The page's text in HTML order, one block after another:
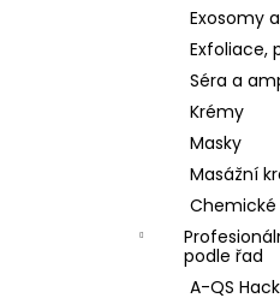
Exosomy
Exfoliace,
Séra a
Krémy
Masky
Masážní
podle řad
A-QS